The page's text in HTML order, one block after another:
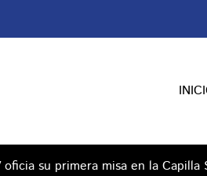
oficia su primera misa en la